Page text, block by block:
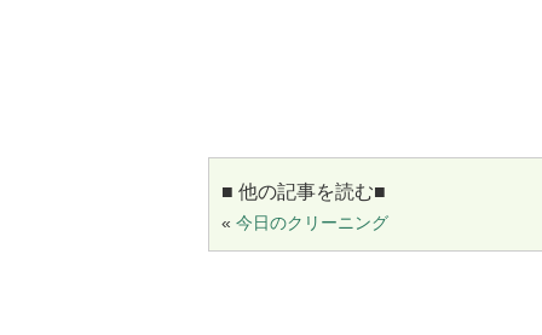
■ 他の記事を読む■
« 今日のクリーニング